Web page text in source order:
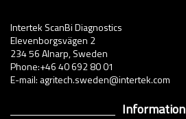
Intertek ScanBi Diagnostics
Elevenborgsvägen 2
234 56 Alnarp, Sweden
Phone:+46 40 692 80 01
E-mail: agritech.sweden@intertek.com
Information